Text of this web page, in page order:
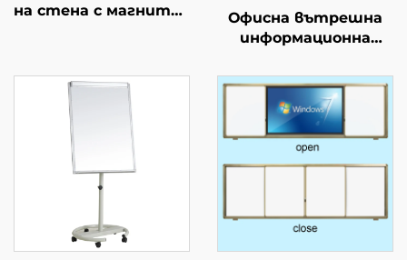
на стена с магнитна
училище
Офисна вътрешна
информационна
рамка, монтирана на
стена, с коркова
повърхност и
заключваща врата,
заключваща се
табла,
информационен
стенд